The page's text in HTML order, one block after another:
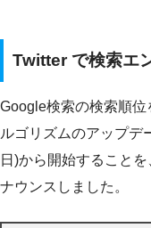
Twitter で検索エ
Google検索の検索順
ルゴリズムのアップデ
日)から開始すること
ナウンスしました。